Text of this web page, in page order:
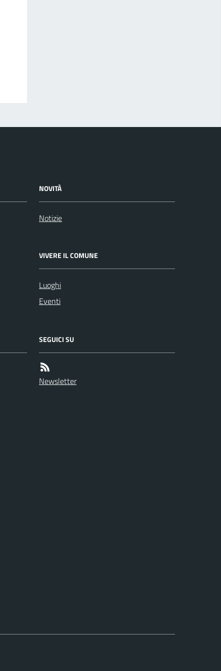
NOVITÀ
Notizie
VIVERE IL COMUNE
Luoghi
Eventi
SEGUICI SU
Newsletter